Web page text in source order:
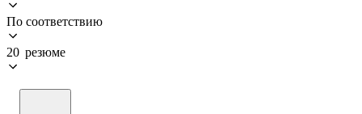
По соответствию
20 резюме